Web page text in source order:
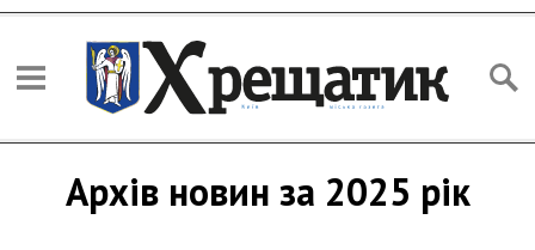
Архів новин за 2025 рік